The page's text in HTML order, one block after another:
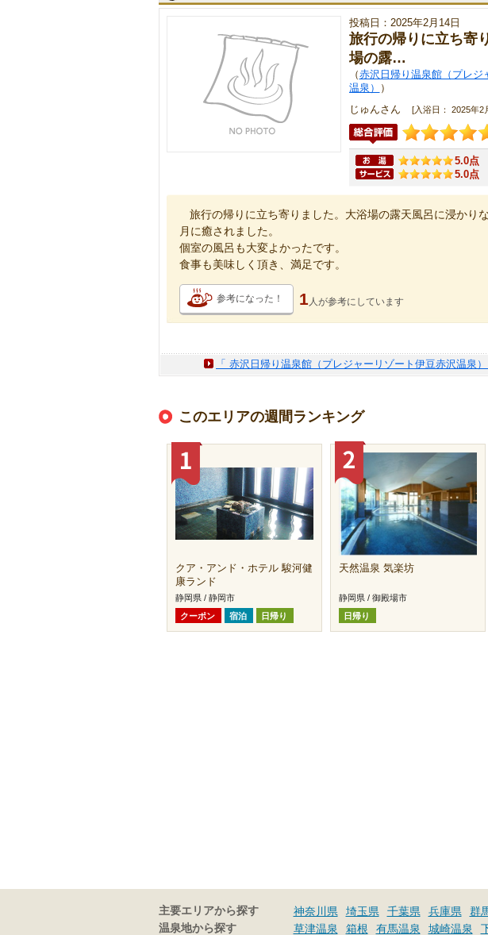
投稿日：2025年2月14日
旅行の帰りに立ち寄
場の露…
（赤沢日帰り温泉館（プレジ
温泉）
）
じゅんさん
[入浴日： 2025年2
5.0点
5.0点
旅行の帰りに立ち寄りました。大浴場の露天風呂に浸かり
月に癒されました。
個室の風呂も大変よかったです。
食事も美味しく頂き、満足です。
参考になった！ 1 人が参考にしています
「 赤沢日帰り温泉館（プレジャーリゾート伊豆赤沢温泉
このエリアの週間ランキング
クア・アンド・ホテル 駿河健
康ランド
静岡県 / 静岡市
クーポン
宿泊 日帰り
天然温泉 気楽坊
静岡県 / 御殿場市
日帰り
主要エリアから探す 神奈川県 埼玉県 千葉県 兵庫県 群
温泉地から探す 草津温泉 箱根 有馬温泉 城崎温泉